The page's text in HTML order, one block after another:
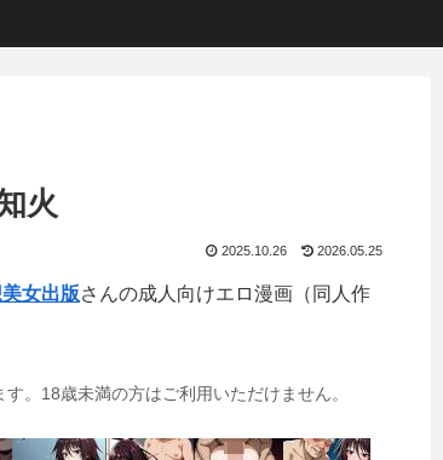
火
2025.10.26 2026.05.25
女出版さんの成人向けエロ漫画（同人作
。18歳未満の方はご利用いただけません。